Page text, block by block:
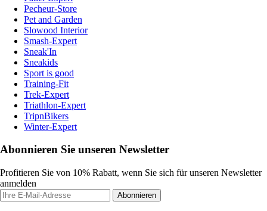
Pecheur-Store
Pet and Garden
Slowood Interior
Smash-Expert
Sneak'In
Sneakids
Sport is good
Training-Fit
Trek-Expert
Triathlon-Expert
TripnBikers
Winter-Expert
Abonnieren Sie unseren Newsletter
Profitieren Sie von 10% Rabatt, wenn Sie sich für unseren Newsletter
anmelden
Abonnieren